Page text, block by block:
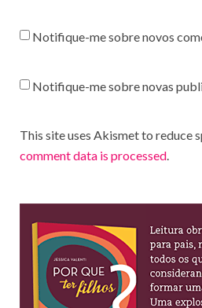
Notifique-me sobre novos
Notifique-me sobre novas
This site uses Akismet to reduce
comment data is processed.